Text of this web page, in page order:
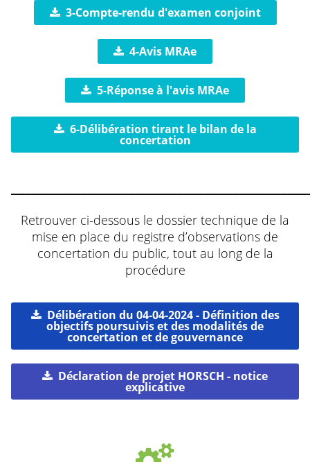
3-Compte-rendu d'examen conjoint
4-Avis MRAe
5-Réponse à l'avis MRAe
6-Délibération tirant le bilan de la
concertation
Retrouver ci-dessous le dossier technique de la
mise en place du registre d’observations de
concertation du public, tout au long de la
procédure
Délibération du 04-04-2024 - Définition des
objectifs poursuivis et des modalités de
concertation et de gouvernance
Déclaration de projet HORSCH - notice
explicative